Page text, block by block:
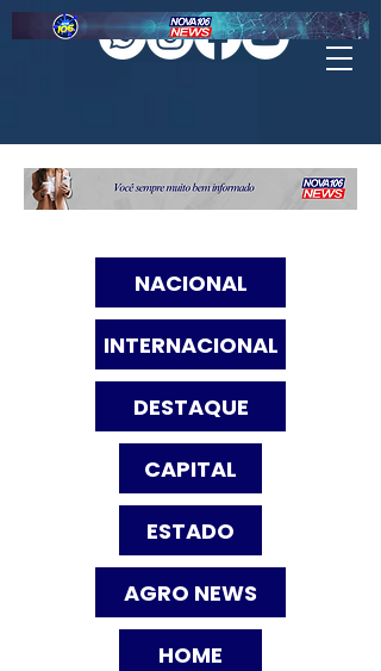
NACIONAL
INTERNACIONAL
DESTAQUE
CAPITAL
ESTADO
AGRO NEWS
HOME